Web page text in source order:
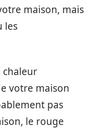
maison, mais
les
chaleur
votre maison
pas
le rouge